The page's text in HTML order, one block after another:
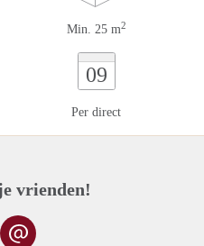
Min. 25 m2
09
Per direct
vrienden!